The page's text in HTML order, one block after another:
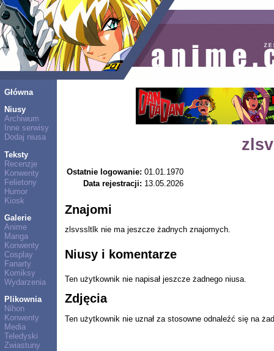
Główna
Niusy
Archiwum
Inne serwisy
Dodaj niusa
Teksty
Recenzje
Konwenty
Felietony
Humor
Kiosk
Galerie
Anime
Manga
Konwenty
Cosplay
Fanarty
Komiksy
Wydarzenia
Plikownia
Nihon
Konwenty
Media
Teledyski
Zwiastuny
Ostatnie logowanie: 01.01.1970
Data rejestracji: 13.05.2026
Znajomi
zlsvssltlk nie ma jeszcze żadnych znajomych.
Niusy i komentarze
Ten użytkownik nie napisał jeszcze żadnego niusa.
Zdjęcia
Ten użytkownik nie uznał za stosowne odnaleźć się na